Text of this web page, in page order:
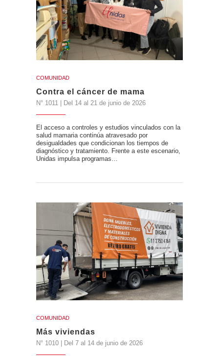
COMUNIDAD
Contra el cáncer de mama
N° 1011 | Del 14 al 21 de junio de 2026
El acceso a controles y estudios vinculados con la
salud mamaria continúa atravesado por
desigualdades que condicionan los tiempos de
diagnóstico y tratamiento. Frente a este escenario,
Unidas impulsa programas…
COMUNIDAD
Más viviendas
N° 1010 | Del 7 al 14 de junio de 2026